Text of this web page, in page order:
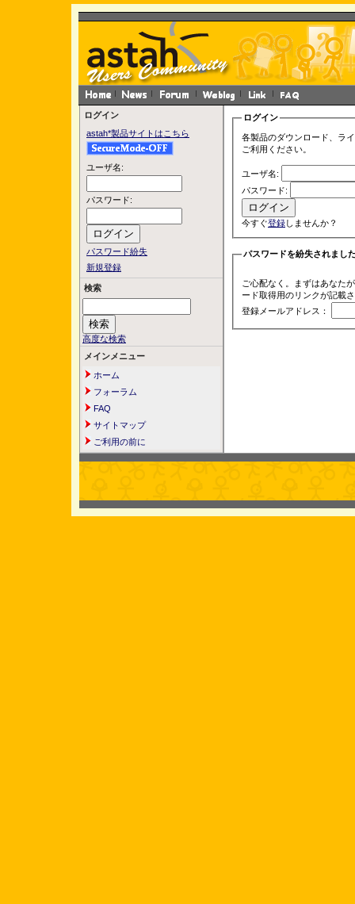
ログイン
astah*製品サイトはこちら
ユーザ名:
パスワード:
パスワード紛失
新規登録
検索
高度な検索
メインメニュー
ホーム
フォーラム
FAQ
サイトマップ
ご利用の前に
ログイン
各製品のダウンロード、ラ
ご利用ください。
ユーザ名:
パスワード:
今すぐ登録しませんか？
パスワードを紛失されまし
ご心配なく。まずはあなた
ード取得用のリンクが記載
登録メールアドレス：